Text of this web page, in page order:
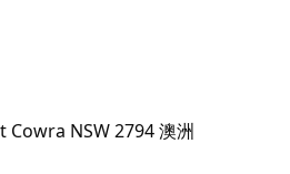
NSW 2794 澳洲